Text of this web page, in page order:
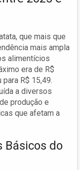
que mais que
mais ampla
alimentícios
era de R$
R$ 15,49.
a diversos
produção e
que afetam a
Básicos do